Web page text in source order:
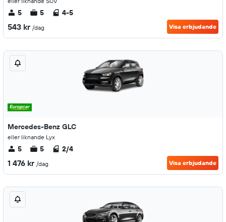
5 5 4-5
543 kr /dag Visa erbjudande
Mercedes-Benz GLC
eller liknande Lyx
5 5 2/4
1 476 kr /dag Visa erbjudande